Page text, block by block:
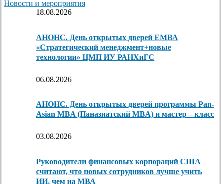
Новости и мероприятия
18.08.2026
АНОНС. День открытых дверей ЕМВА
«Стратегический менеджмент+новые
технологии» ЦМП ИУ РАНХиГС
06.08.2026
АНОНС. День открытых дверей программы Pan-
Asian MBA (Паназиатский MBA) и мастер – класс
03.08.2026
Руководители финансовых корпораций США
считают, что новых сотрудников лучше учить
ИИ, чем на МВА